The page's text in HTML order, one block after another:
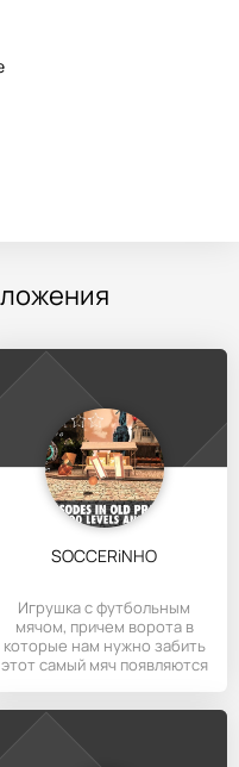
SOCCERiNHO
Игрушка с футбольным
мячом, причем ворота в
которые нам нужно забить
этот самый мяч появляются